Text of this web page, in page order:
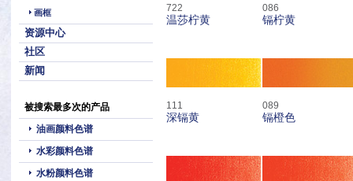
画框
资源中心
社区
新闻
被搜索最多次的产品
油画颜料色谱
水彩颜料色谱
水粉颜料色谱
722
温莎柠黄
086
镉柠黄
111
深镉黄
089
镉橙色